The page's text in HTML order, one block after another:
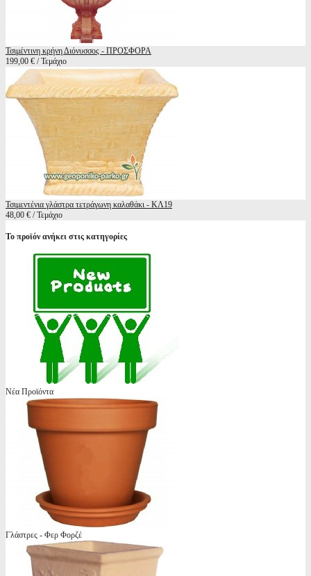
Τσιμέντινη κρήνη Διόνυσσος - ΠΡΟΣΦΟΡΑ
199,00 € / Τεμάχιο
Τσιμεντένια γλάστρα τετράγωνη καλαθάκι - ΚΛ19
48,00 € / Τεμάχιο
Το προϊόν ανήκει στις κατηγορίες
Νέα Προϊόντα
Γλάστρες - Φερ Φορζέ